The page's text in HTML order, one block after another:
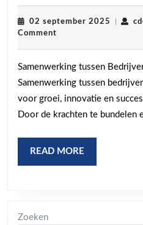
Kracht
van
tussen
Bedrijven:
Synergie
in
02 september 2025 02
Comment
Samenwerking tussen
Samenwerking tussen
voor groei, innovatie en
Door de krachten te bundelen
READ MORE
MORE
Zoeken